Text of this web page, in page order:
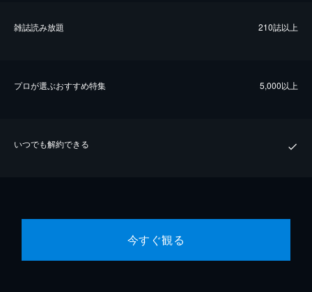
雑誌読み放題 210誌以上
プロが選ぶおすすめ特集 5,000以上
いつでも解約できる
今すぐ観る